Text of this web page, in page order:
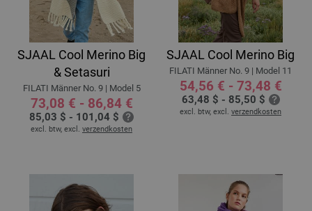
SJAAL Cool Merino Big
& Setasuri
FILATI Männer No. 9 | Model 5
73,08 € - 86,84 €
85,03 $ - 101,04 $
excl. btw, excl. verzendkosten
SJAAL Cool Merino Big
FILATI Männer No. 9 | Model 11
54,56 € - 73,48 €
63,48 $ - 85,50 $
excl. btw, excl. verzendkosten